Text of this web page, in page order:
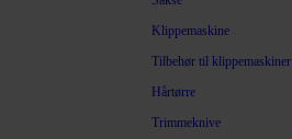
Klippemaskine
Tilbehør til klippemaskiner
Hårtørre
Trimmeknive